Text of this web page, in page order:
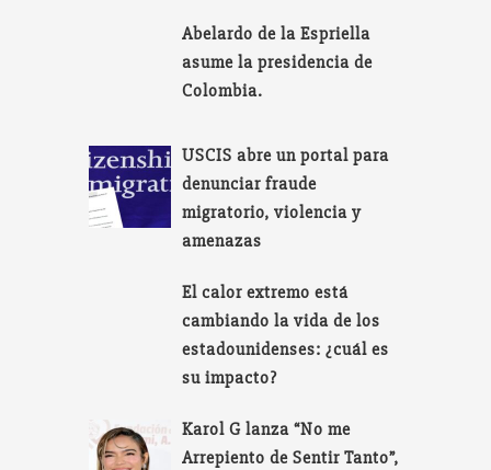
Abelardo de la Espriella
asume la presidencia de
Colombia.
USCIS abre un portal para
denunciar fraude
migratorio, violencia y
amenazas
El calor extremo está
cambiando la vida de los
estadounidenses: ¿cuál es
su impacto?
Karol G lanza “No me
Arrepiento de Sentir Tanto”,